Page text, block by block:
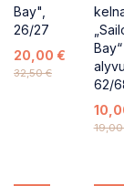
Bay",
26/27
32,50€
20,00 €
Bay“
62/